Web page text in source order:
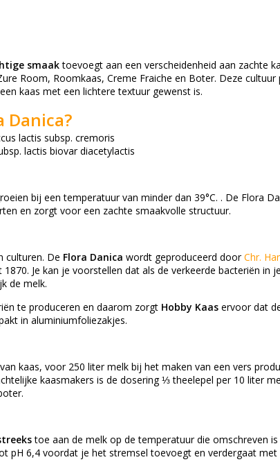
smaaktoevoegt aan een verscheidenheid aan zachte
Room, Roomkaas, Creme Fraiche en Boter. Deze cultuur
kaas met een lichtere textuur gewenst is.
Danica?
lactis subsp. cremoris
lactis biovar diacetylactis
bij een temperatuur van minder dan 39°C. . De Flora
en zorgt voor een zachte smaakvolle structuur.
culturen. De Flora Danica wordt geproduceerd doorChr.
Je kan je voorstellen dat als de verkeerde bacteriën in
de melk.
te produceren en daarom zorgt Hobby Kaas ervoor dat
in aluminiumfoliezakjes.
kaas, voor 250 liter melk bij het maken van een vers
kaasmakers is de dosering ⅓ theelepel per 10 liter
toe aan de melk op de temperatuur die omschreven
pH 6,4 voordat je het stremsel toevoegt en verdergaat